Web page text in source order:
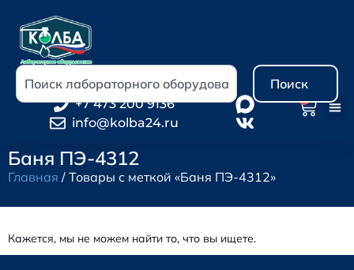
Поиск
+7 473 200 9136
info@kolba24.ru
Баня ПЭ-4312
Главная / Товары с меткой «Баня ПЭ-4312»
Кажется, мы не можем найти то, что вы ищете.